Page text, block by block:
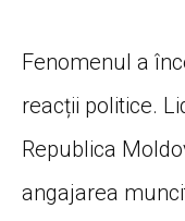
Fenomenul a
reacții politice.
Republica
angajarea